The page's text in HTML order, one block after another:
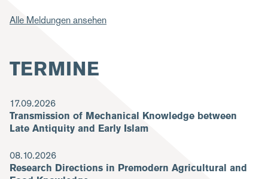
Alle Meldungen ansehen
TERMINE
17.09.2026
Transmission of Mechanical Knowledge between
Late Antiquity and Early Islam
08.10.2026
Research Directions in Premodern Agricultural and